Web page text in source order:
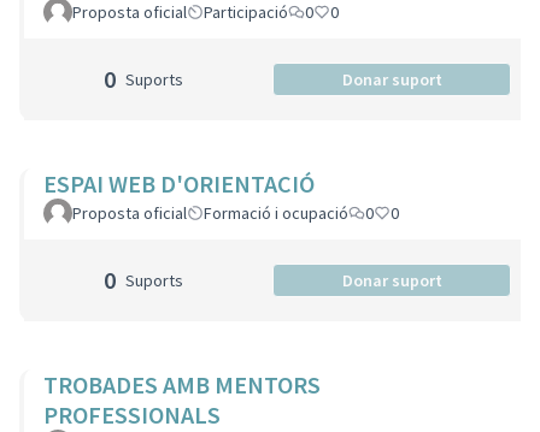
Proposta oficial Participació 0 0
0 Suports Donar suport
ESPAI WEB D'ORIENTACIÓ
Proposta oficial Formació i ocupació 0 0
0 Suports Donar suport
TROBADES AMB MENTORS
PROFESSIONALS